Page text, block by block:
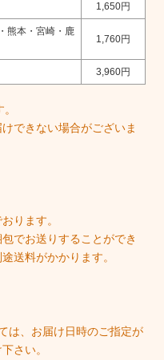
1,650円
熊本・宮崎・鹿
1,760円
3,960円
できない場合がございま
ります。
でお送りすることができ
送料がかかります。
は、お届け日時のご指定が
さい。